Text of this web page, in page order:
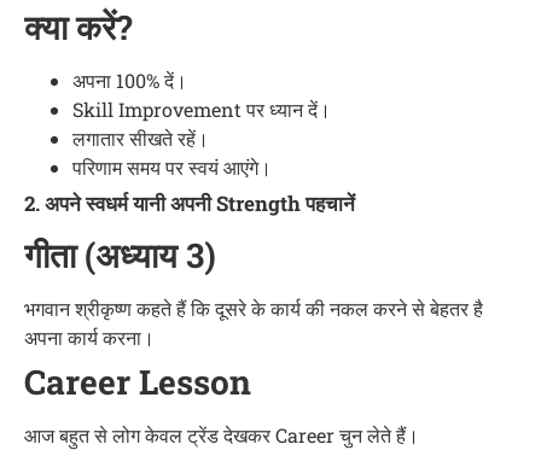
क्या करें?
अपना 100% दें।
Skill Improvement पर ध्यान दें।
लगातार सीखते रहें।
परिणाम समय पर स्वयं आएंगे।
2. अपने स्वधर्म यानी अपनी Strength पहचानें
गीता (अध्याय 3)
भगवान श्रीकृष्ण कहते हैं कि दूसरे के कार्य की नकल करने से बेहतर है
अपना कार्य करना।
Career Lesson
आज बहुत से लोग केवल ट्रेंड देखकर Career चुन लेते हैं।